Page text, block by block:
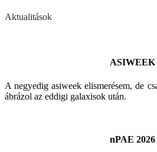
Aktualitások
ASIWEEK
A negyedig asiweek elismerésem, de
ábrázol az eddigi galaxisok után.
nPAE 2026